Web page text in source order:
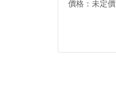
價格：未定價